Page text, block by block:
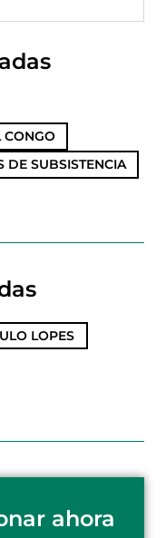
ahora
CONGO
DE SUBSISTENCIA
LOPES